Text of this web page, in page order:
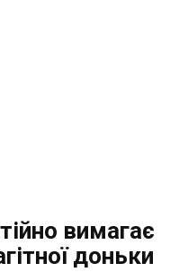
вимагає
доньки